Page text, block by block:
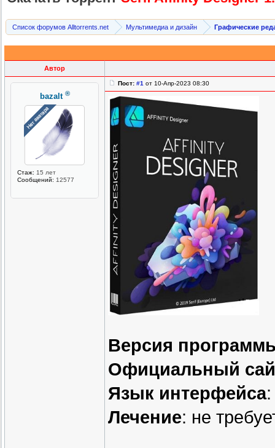
Список форумов Alltorrents.net Мультимедиа и дизайн Графические
Автор
bazalt ®
Стаж: 15 лет
Сообщений: 12577
Пост: #1 от 10-Апр-2023 08:30
Версия
Официальный
Язык интерфейса:
Лечение: не